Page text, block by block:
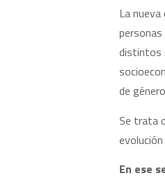
La
distintos
de
Se trata
En ese